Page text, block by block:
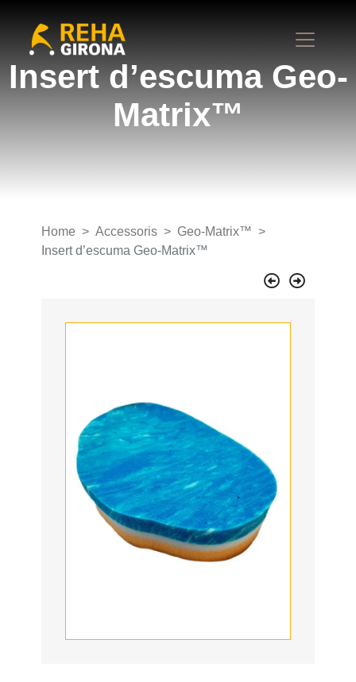
Insert d’escuma Geo-
Matrix™
Home Accessoris
Geo-Matrix™
Insert d’escuma Geo-Matrix™